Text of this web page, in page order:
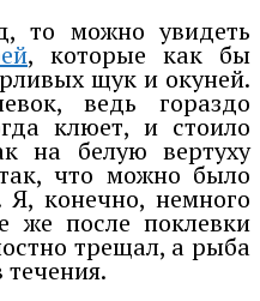
то можно увидеть
, которые как бы
щук и окуней.
ведь гораздо
клюет, и стоило
на белую вертуху
что можно было
Я, конечно, немного
же после поклевки
трещал, а рыба